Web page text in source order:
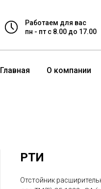
Работаем для вас
пн - пт с 8.00 до 17.00
Главная О компании
РТИ
Отстойник